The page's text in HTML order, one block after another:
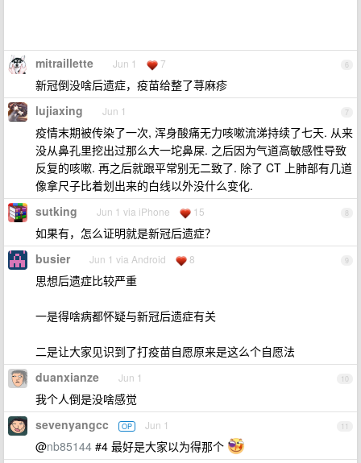
6
mitraillette Jun 1 7
新冠倒没啥后遗症，疫苗给整了荨麻疹
7
lujiaxing Jun 1
疫情末期被传染了一次, 浑身酸痛无力咳嗽流涕持续了七天. 从来
没从鼻孔里挖出过那么大一坨鼻屎. 之后因为气道高敏感性导致
反复的咳嗽. 再之后就跟平常别无二致了. 除了 CT 上肺部有几道
像拿尺子比着划出来的白线以外没什么变化.
8
sutking Jun 1 via iPhone 15
如果有，怎么证明就是新冠后遗症？
9
busier Jun 1 via Android 8
思想后遗症比较严重
一是得啥病都怀疑与新冠后遗症有关
二是让大家见识到了打疫苗自愿原来是这么个自愿法
10
duanxianze Jun 1
我个人倒是没啥感觉
11
sevenyangcc OP Jun 1
@nb85144 #4 最好是大家以为得那个